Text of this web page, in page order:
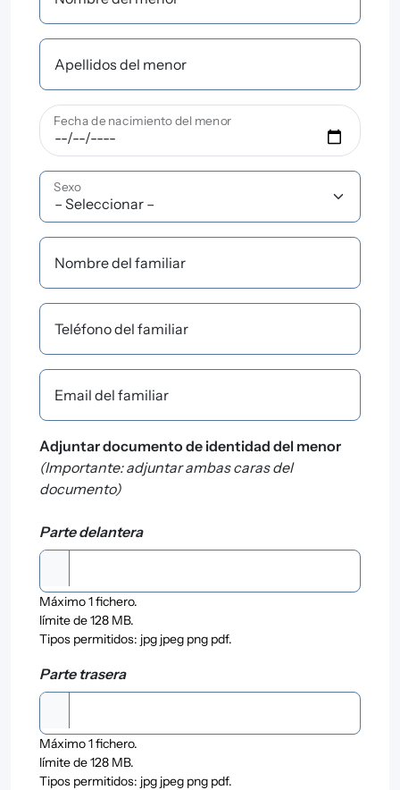
Apellidos del menor
Fecha de nacimiento del menor
Sexo
Nombre del familiar
Teléfono del familiar
Email del familiar
Adjuntar documento de identidad del menor
(Importante: adjuntar ambas caras del
documento)
Parte delantera
Adjuntar documento de identidad del menor
Máximo 1 fichero.
límite de 128 MB.
Tipos permitidos: jpg jpeg png pdf.
Parte trasera
Adjuntar documento de identidad del menor
Máximo 1 fichero.
límite de 128 MB.
Tipos permitidos: jpg jpeg png pdf.